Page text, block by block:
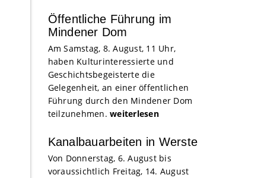
Öffentliche Führung im
Mindener Dom
Am Samstag, 8. August, 11 Uhr,
haben Kulturinteressierte und
Geschichtsbegeisterte die
Gelegenheit, an einer öffentlichen
Führung durch den Mindener Dom
teilzunehmen. weiterlesen
Kanalbauarbeiten in Werste
Von Donnerstag, 6. August bis
voraussichtlich Freitag, 14. August